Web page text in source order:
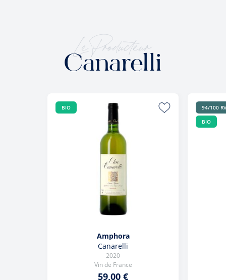
Le Producteur
Canarelli
BIO
Amphora
Canarelli
2020
Vin de France
59,00 €
94/100
BIO